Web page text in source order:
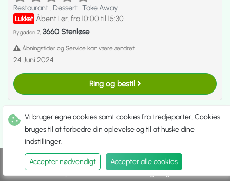
Restaurant. Dessert. Take Away
Lukket Åbent Lør. fra 10:00 til 15:30
Bygaden 7, 3660 Stenløse
Åbningstider og Service kan være ændret
24 Juni 2024
Ring og bestil
Spis udeHent selvUdbringning
Vi bruger egne cookies samt cookies fra tredjeparter. Cookies
bruges til at forbedre din oplevelse og til at huske dine
indstillinger.
Accepter nødvendigt Accepter alle cookies